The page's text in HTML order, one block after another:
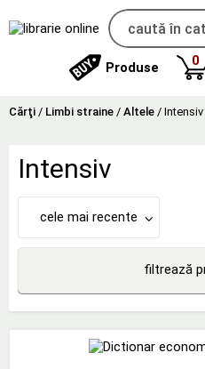
Produse 0
Cărţi / Limbi straine / Altele / Intensiv
Intensiv
cele mai recente
filtrează